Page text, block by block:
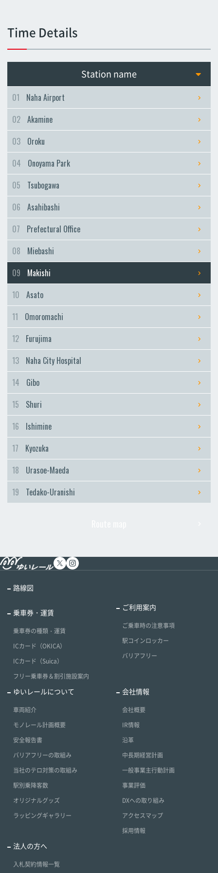
Asato
Naha City Hospital
Ishimine
Tedako-Uranishi
Asahibashi
Prefectural Office
Miebashi
Omoromachi
Gibo
Kyozuka
Time Details
Station name
01
Naha Airport
02 Akamine
03
Oroku
04
Onoyama Park
05
Tsubogawa
06
Asahibashi
07
Prefectural Office
08
Miebashi
09
Makishi
10
Asato
11
Omoromachi
12
Furujima
13
Naha City Hospital
14
Gibo
15
Shuri
16
Ishimine
17
Kyozuka
18
Urasoe-Maeda
19
Tedako-Uranishi
路線図
乗車券・運賃
乗車券の種類・運賃
ICカード（OKICA）
ICカード（Suica）
フリー乗車券＆割引施設案内
ご利用案内
ご乗車時の注意事項
駅コインロッカー
バリアフリー
ゆいレールについて
車両紹介
モノレール計画概要
安全報告書
バリアフリーの取組み
当社のテロ対策の取組み
駅別乗降客数
オリジナルグッズ
ラッピングギャラリー
会社情報
会社概要
IR情報
沿革
中長期経営計画
一般事業主行動計画
事業評価
DXへの取り組み
アクセスマップ
採用情報
法人の方へ
入札契約情報一覧